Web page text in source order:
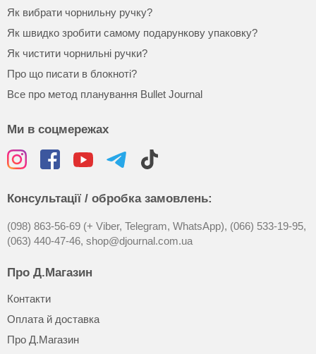
Як вибрати чорнильну ручку?
Як швидко зробити самому подарункову упаковку?
Як чистити чорнильні ручки?
Про що писати в блокноті?
Все про метод планування Bullet Journal
Ми в соцмережах
Консультації / обробка замовлень:
(098) 863-56-69 (+ Viber, Telegram, WhatsApp), (066) 533-19-95,
(063) 440-47-46, shop@djournal.com.ua
Про Д.Магазин
Контакти
Оплата й доставка
Про Д.Магазин